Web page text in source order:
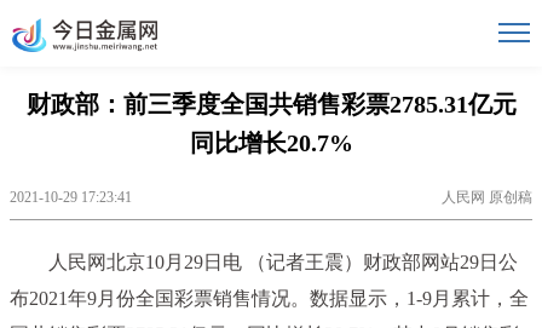
财政部：前三季度全国共销售彩票2785.31亿元
同比增长20.7%
2021-10-29 17:23:41 人民网 原创稿
人民网北京10月29日电 （记者王震）财政部网站29日公
布2021年9月份全国彩票销售情况。数据显示，1-9月累计，全